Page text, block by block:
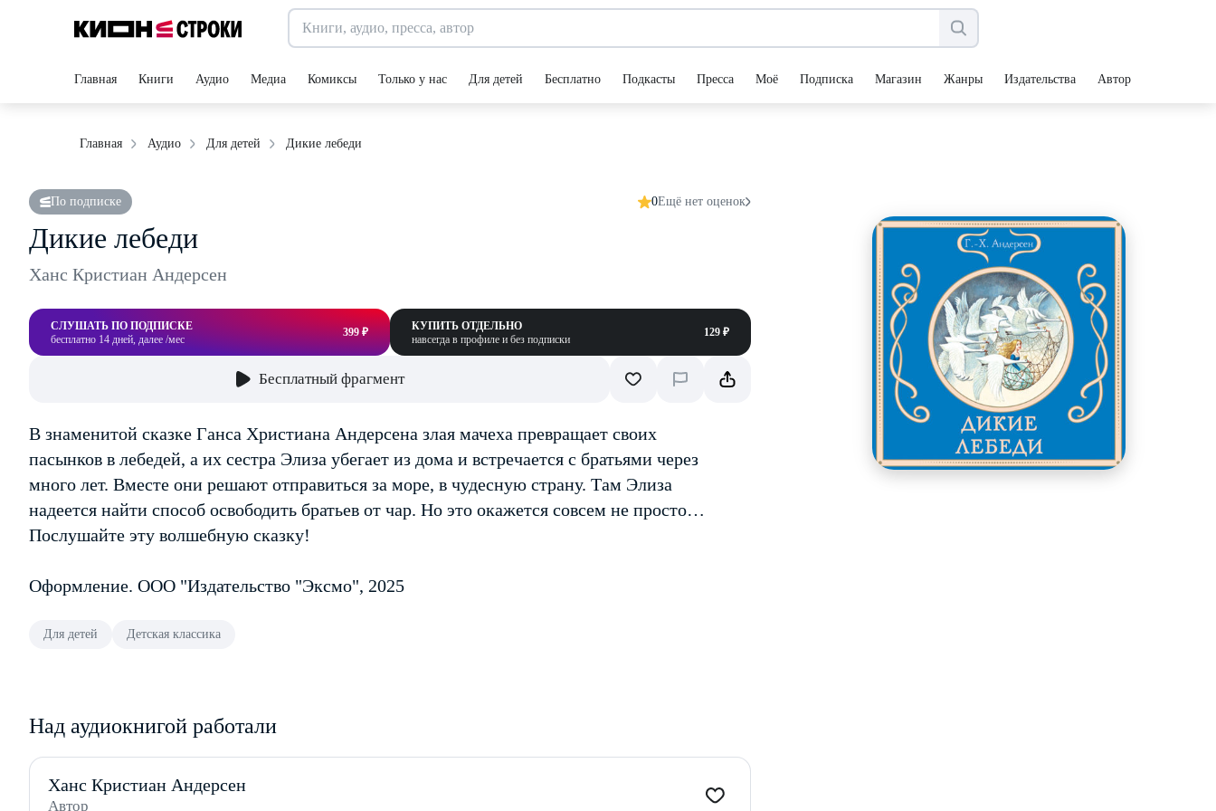
Главная Книги Аудио Медиа Комиксы Только у нас Для детей Бесплатно Подкасты Пресса Моё Подписка Магазин Жанры Издательства Авторы
Главная Аудио Для детей Дикие лебеди
По подписке 0Ещё нет оценок
Дикие лебеди
Ханс Кристиан Андерсен
СЛУШАТЬ ПО ПОДПИСКЕ
бесплатно 14 дней, далее /мес
399 ₽
КУПИТЬ ОТДЕЛЬНО
навсегда в профиле и без подписки
129 ₽
Бесплатный фрагмент
В знаменитой сказке Ганса Христиана Андерсена злая мачеха превращает своих
пасынков в лебедей, а их сестра Элиза убегает из дома и встречается с братьями через
много лет. Вместе они решают отправиться за море, в чудесную страну. Там Элиза
надеется найти способ освободить братьев от чар. Но это окажется совсем не просто…
Послушайте эту волшебную сказку!
Оформление. ООО "Издательство "Эксмо", 2025
Для детей Детская классика
Над аудиокнигой работали
Ханс Кристиан Андерсен
Автор